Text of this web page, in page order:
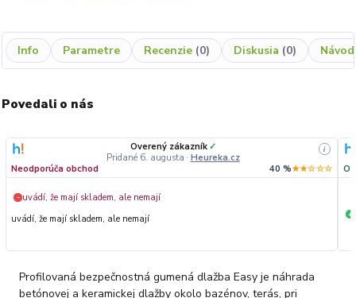
Info Parametre Recenzie 0 Diskusia 0
Povedali o nás
Overený zákazník ✓
Pridané 6. augusta · Heureka.cz
i
Neodporúča obchod 40 %★★☆☆☆
− uvádí, že mají skladem, ale nemají
uvádí, že mají skladem, ale nemají
+
Profilovaná bezpečnostná gumená dlažba Easy je náhrada
betónovej a keramickej dlažby okolo bazénov, terás, pri